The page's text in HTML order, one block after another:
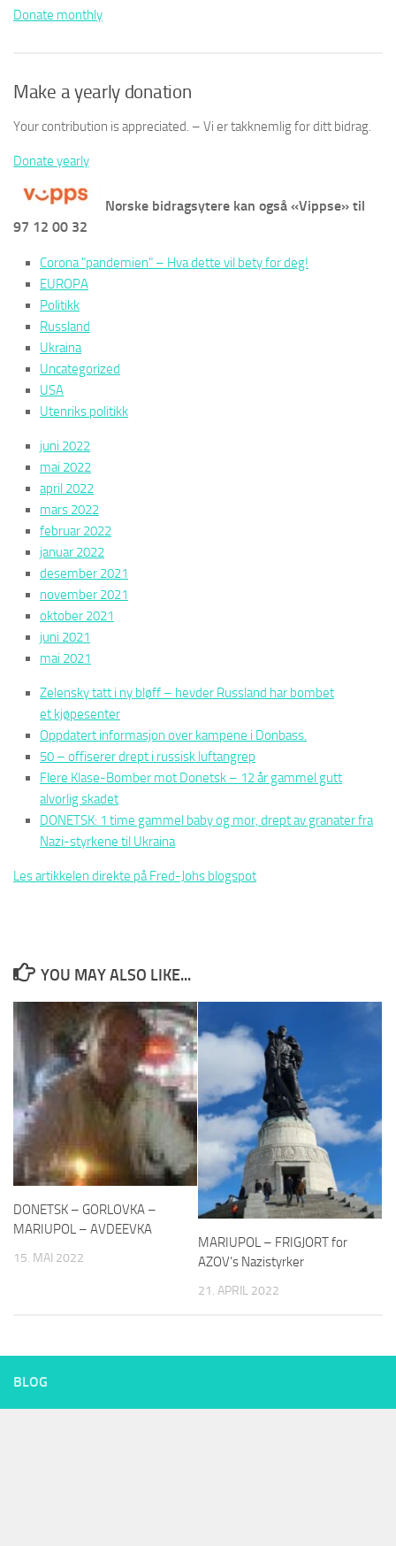
Donate monthly
Make a yearly donation
Your contribution is appreciated. – Vi er takknemlig for ditt bidrag.
Donate yearly
Norske bidragsytere kan også «Vippse» til
97 12 00 32
Corona "pandemien" – Hva dette vil bety for deg!
EUROPA
Politikk
Russland
Ukraina
Uncategorized
USA
Utenriks politikk
juni 2022
mai 2022
april 2022
mars 2022
februar 2022
januar 2022
desember 2021
november 2021
oktober 2021
juni 2021
mai 2021
Zelensky tatt i ny bløff – hevder Russland har bombet
et kjøpesenter
Oppdatert informasjon over kampene i Donbass.
50 – offiserer drept i russisk luftangrep
Flere Klase-Bomber mot Donetsk – 12 år gammel gutt
alvorlig skadet
DONETSK: 1 time gammel baby og mor, drept av granater fra
Nazi-styrkene til Ukraina
Les artikkelen direkte på Fred-Johs blogspot
YOU MAY ALSO LIKE...
DONETSK – GORLOVKA –
MARIUPOL – AVDEEVKA
15. MAI 2022
MARIUPOL – FRIGJORT for
AZOV’s Nazistyrker
21. APRIL 2022
BLOG